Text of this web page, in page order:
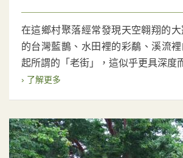
在這鄉村聚落經常發現天空翱翔的
的台灣藍鵲、水田裡的彩鷸、溪流
起所謂的「老街」，這似乎更具深度
› 了解更多